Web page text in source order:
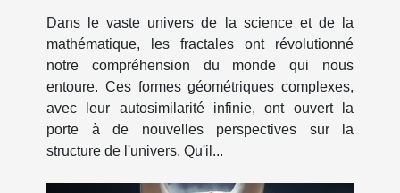
Dans le vaste univers de la science et de la
mathématique, les fractales ont révolutionné
notre compréhension du monde qui nous
entoure. Ces formes géométriques complexes,
avec leur autosimilarité infinie, ont ouvert la
porte à de nouvelles perspectives sur la
structure de l'univers. Qu'il...